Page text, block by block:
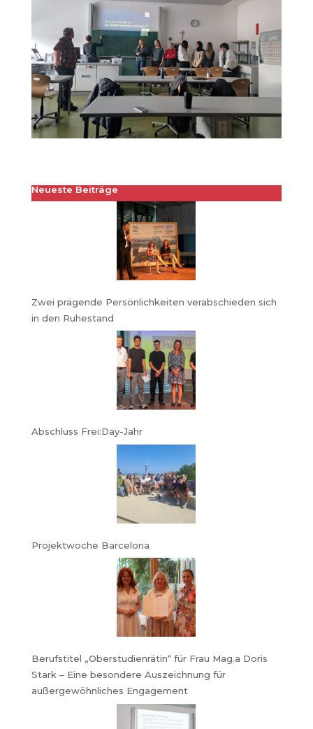
Neueste Beiträge
Zwei prägende Persönlichkeiten verabschieden sich
in den Ruhestand
Abschluss Frei:Day-Jahr
Projektwoche Barcelona
Berufstitel „Oberstudienrätin“ für Frau Mag.a Doris
Stark – Eine besondere Auszeichnung für
außergewöhnliches Engagement